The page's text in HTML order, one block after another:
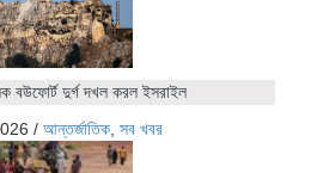
বউফোর্ট দুর্গ দখল করল ইসরাইল
/ আন্তর্জাতিক, সব খবর